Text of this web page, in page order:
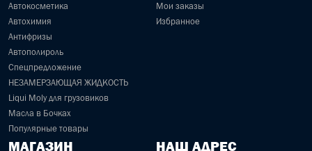
Автокосметика
Автохимия
Антифризы
Автополироль
Спецпредложение
НЕЗАМЕРЗАЮЩАЯ ЖИДКОСТЬ
Liqui Moly для грузовиков
Масла в Бочках
Популярные товары
Мои заказы
Избранное
МАГАЗИН НАШ АДРЕС